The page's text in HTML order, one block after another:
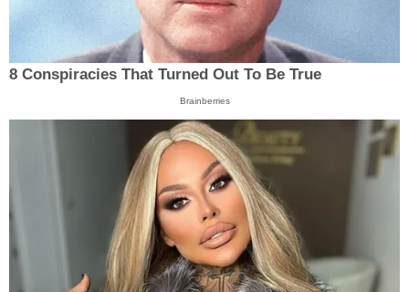
8 Conspiracies That Turned Out To Be True
Brainberries